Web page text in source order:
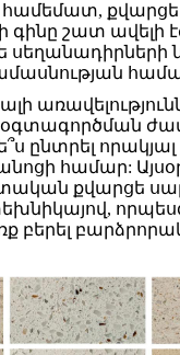
քվարցե
գինը շատ ավելի
սեղանադիրների
օգտագործման
ընտրել
համար:
​​քվարցե
բերել